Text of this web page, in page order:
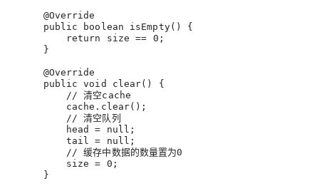
@Override
public boolean isEmpty() {
return size == 0 ;
}
@Override
public void clear() {
// 清空cache
cache.clear() ;
// 清空队列
head
= null ;
tail
= null ;
// 缓存中数据的数量置为0
size = 0 ;
}